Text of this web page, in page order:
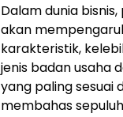
Dalam dunia
akan
karakteristik,
jenis badan usaha
yang paling sesuai
membahas